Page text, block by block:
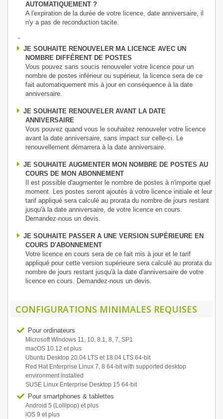
AUTOMATIQUEMENT ?
A l'expiration de la durée de votre licence, date anniversaire, il
n'y a pas de reconduction tacite.
-
JE SOUHAITE RENOUVELER MA LICENCE AVEC UN
NOMBRE DIFFÉRENT DE POSTES
Vous pouvez sans soucis renouveler votre licence pour un
nombre de postes inférieur ou supérieur, la licence sera de ce
fait automatiquement mis à jour en conséquence à la date
anniversaire.
JE SOUHAITE RENOUVELER AVANT LA DATE
ANNIVERSAIRE
Vous pouvez quand vous le souhaitez renouveler votre licence
avant la date anniversaire, sans impact sur celle-ci. Le
renouvellement démarrera à la date anniversaire.
JE SOUHAITE AUGMENTER MON NOMBRE DE POSTES AU
COURS DE MON ABONNEMENT
Il est possible d'augmenter le nombre de postes à n'importe quel
moment. Les postes seront ajoutés à votre licence initiale et leur
tarif appliqué sera calculé au prorata du nombre de jours restant
jusqu'à la date anniversaire, de votre licence en cours.
Demandez-nous un devis.
JE SOUHAITE PASSER A UNE VERSION SUPÉRIEURE EN
COURS D'ABONNEMENT
Votre licence en cours sera de ce fait mis à jour et le tarif
appliqué pour cette version supérieure sera calculé au prorata du
nombre de jours restant jusqu'à la date d'anniversaire de votre
licence en cours. Demandez-nous un devis.
CONFIGURATIONS MINIMALES REQUISES
Pour ordinateurs
Microsoft Windows 11, 10, 8.1, 8, 7, SP1
macOS 10.12 et plus
Ubuntu Desktop 20.04 LTS et 18.04 LTS 64-bit
Red Hat Enterprise Linux 7, 8 64-bit with supported desktop
environment installed
SUSE Linux Enterprise Desktop 15 64-bit
Pour smartphones & tablettes
Android 5 (Lollipop) et plus
iOS 9 et plus